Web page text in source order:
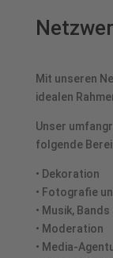
Mit unseren
idealen
Unser
folgende
• Dekoration
• Fotografie
• Musik, Bands
• Moderation
• Media-